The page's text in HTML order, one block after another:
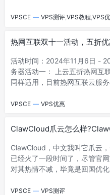
VPSCE — VPS测评 ,VPS教程 ,VPS
热网互联双十一活动，五折
活动时间：2024年11月6日 -
务器活动一： 上云五折热网互
同样适用，目前热网互联云服
VPSCE — VPS优惠
ClawCloud爪云怎么样
ClawCloud，中文我叫它爪云
已经火了一段时间了，尽管官
对其热情不减，毕竟是回国优
VPSCE — VPS测评